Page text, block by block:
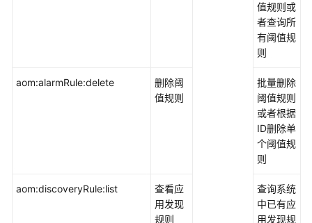
值规则或
者查询所
有阈值规
则
aom:alarmRule:delete
删除阈
值规则
批量删除
阈值规则
或者根据
ID删除单
个阈值规
则
aom:discoveryRule:list
查看应
用发现
规则
查询系统
中已有应
用发现规